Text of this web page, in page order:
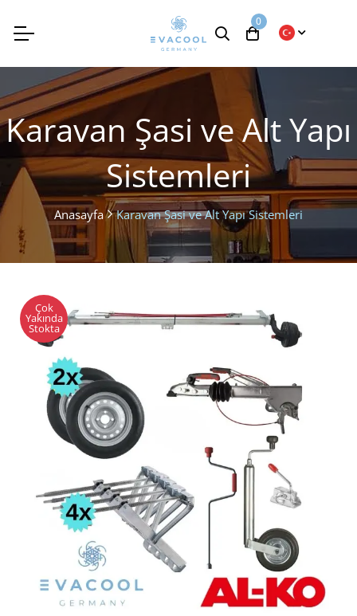
0
Karavan Şasi ve Alt Yapı
Sistemleri
Anasayfa Karavan Şasi ve Alt Yapı Sistemleri
Çok
Yakında
Stokta